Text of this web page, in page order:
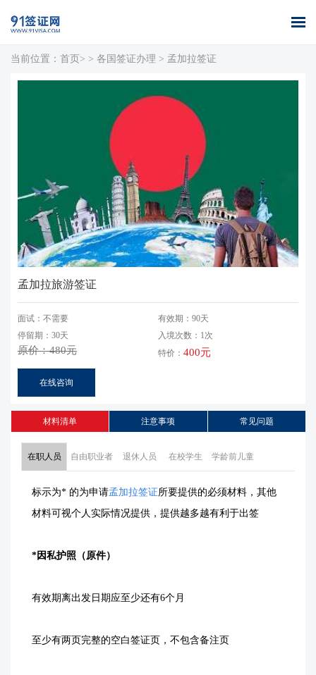
首页 全球签证 签证案例 签证百科 签证政策
当前位置： 首页> > 各国签证办理 > 孟加拉签证
孟加拉旅游签证
面试：不需要
停留期：30天
原价：480元
有效期：90天
入境次数：1次
特价： 400元
在线咨询
材料清单 注意事项 常见问题
在职人员 自由职业者 退休人员 在校学生 学龄前儿童
标示为* 的为申请孟加拉签证所要提供的必须材料，其他
材料可视个人实际情况提供，提供越多越有利于出签
*因私护照（原件）
有效期离出发日期应至少还有6个月
至少有两页完整的空白签证页，不包含备注页